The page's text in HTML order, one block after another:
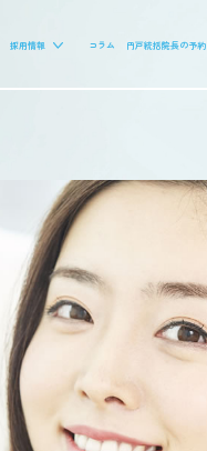
採用情報 コラム 円戸統括院長の予約